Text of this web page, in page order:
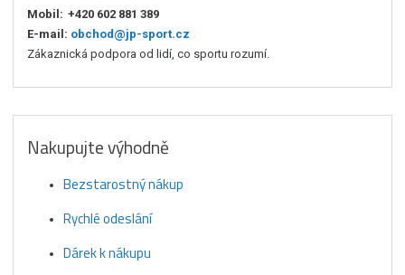
Mobil: +420 602 881 389
E-mail: obchod@jp-sport.cz
Zákaznická podpora od lidí, co sportu rozumí.
Nakupujte výhodně
Bezstarostný nákup
Rychlé odeslání
Dárek k nákupu